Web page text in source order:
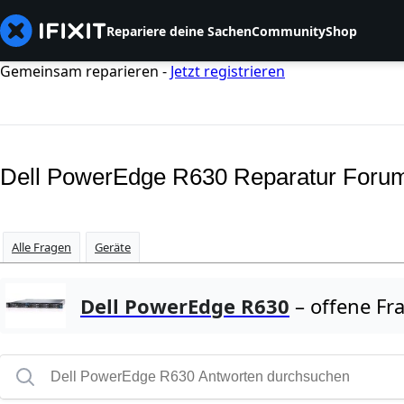
Repariere deine SachenCommunityShop
Gemeinsam reparieren - Jetzt registrieren
Dell PowerEdge R630 Reparatur
Alle Fragen Geräte
Dell PowerEdge R630 – offene